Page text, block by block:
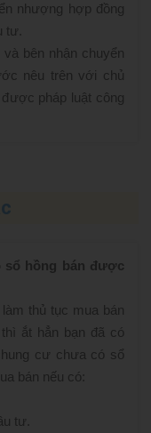
nhượng hợp đồng
bên nhận chuyển
nêu trên với chủ
pháp luật công
sổ hồng bán được
thủ tục mua bán
ắt hẳn bạn đã có
cư chưa có sổ
bán nếu có:
tư.